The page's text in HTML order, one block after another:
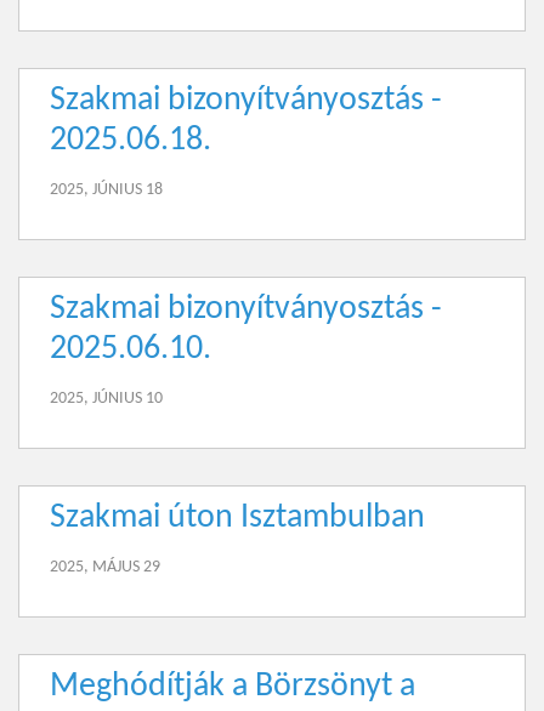
Szakmai bizonyítványosztás -
2025.06.18.
2025, JÚNIUS 18
Szakmai bizonyítványosztás -
2025.06.10.
2025, JÚNIUS 10
Szakmai úton Isztambulban
2025, MÁJUS 29
Meghódítják a Börzsönyt a